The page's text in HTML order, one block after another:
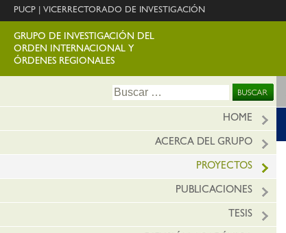
PUCP VICERRECTORADO DE INVESTIGACIÓN
GRUPO DE INVESTIGACIÓN DEL
ORDEN INTERNACIONAL Y
ÓRDENES REGIONALES
Buscar:
HOME
ACERCA DEL GRUPO
PROYECTOS
PUBLICACIONES
TESIS